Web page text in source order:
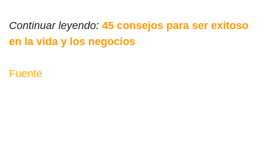
Continuar leyendo: 45 consejos para ser exitoso
en la vida y los negocios
Fuente